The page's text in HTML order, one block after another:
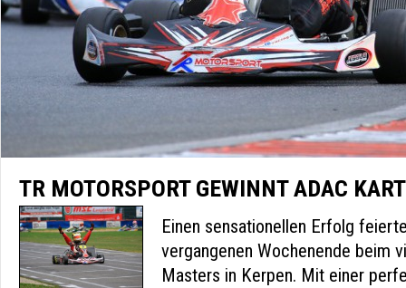
TR MOTORSPORT GEWINNT ADAC
Einen sensationellen Erfolg
vergangenen Wochenende beim
Masters in Kerpen. Mit einer